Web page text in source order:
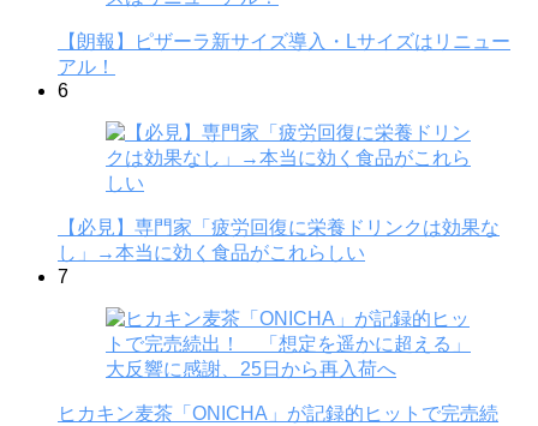
【朗報】ピザーラ新サイズ導入・Lサイズはリニュー
アル！
6
【必見】専門家「疲労回復に栄養ドリンクは効果な
し」→本当に効く食品がこれらしい
7
ヒカキン麦茶「ONICHA」が記録的ヒットで完売続